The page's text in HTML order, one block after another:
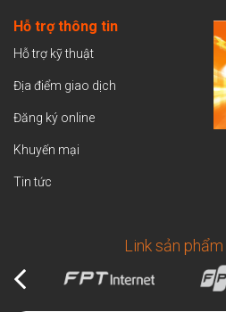
Hỗ trợ thông tin
Hỗ trợ kỹ thuật
Địa điểm giao dịch
Đăng ký online
Khuyến mại
Tin tức
Link sản